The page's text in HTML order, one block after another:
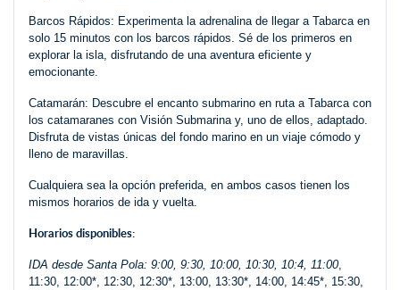
Barcos Rápidos: Experimenta la adrenalina de llegar a Tabarca en
solo 15 minutos con los barcos rápidos. Sé de los primeros en
explorar la isla, disfrutando de una aventura eficiente y
emocionante.
Catamarán: Descubre el encanto submarino en ruta a Tabarca con
los catamaranes con Visión Submarina y, uno de ellos, adaptado.
Disfruta de vistas únicas del fondo marino en un viaje cómodo y
lleno de maravillas.
Cualquiera sea la opción preferida, en ambos casos tienen los
mismos horarios de ida y vuelta.
Horarios disponibles:
IDA desde Santa Pola: 9:00, 9:30, 10:00, 10:30, 10:4, 11:00,
11:30, 12:00*, 12:30, 12:30*, 13:00, 13:30*, 14:00, 14:45*, 15:30,